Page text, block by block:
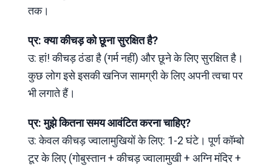
तक।
प्र: क्या कीचड़ को छूना सुरक्षित है?
उ: हां! कीचड़ ठंडा है (गर्म नहीं) और छूने के लिए सुरक्षित है।
कुछ लोग इसे इसकी खनिज सामग्री के लिए अपनी त्वचा पर
भी लगाते हैं।
प्र: मुझे कितना समय आवंटित करना चाहिए?
उ: केवल कीचड़ ज्वालामुखियों के लिए: 1-2 घंटे। पूर्ण कॉम्बो
टूर के लिए (गोबुस्तान + कीचड़ ज्वालामुखी + अग्नि मंदिर +